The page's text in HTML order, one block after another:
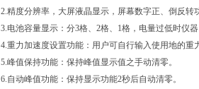
2.精度分辨率，大屏液晶显示，屏幕数字正、倒反转
3.电池容量显示：分3格、2格、1格，电量过低时仪器
4.重力加速度设置功能：用户可自行输入使用地的重
5.峰值保持功能：保持峰值显示值之手动清零。
6.自动峰值功能：保持显示功能2秒后自动清零。